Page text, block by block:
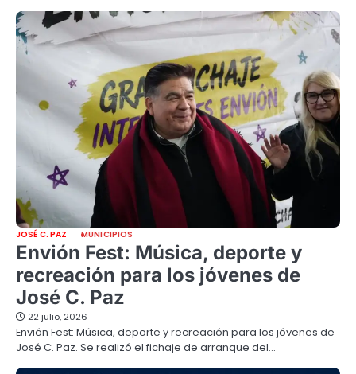
JOSÉ C. PAZ MUNICIPIOS
Envión Fest: Música, deporte y
recreación para los jóvenes de
José C. Paz
22 julio, 2026
Envión Fest: Música, deporte y recreación para los jóvenes de
José C. Paz. Se realizó el fichaje de arranque del…